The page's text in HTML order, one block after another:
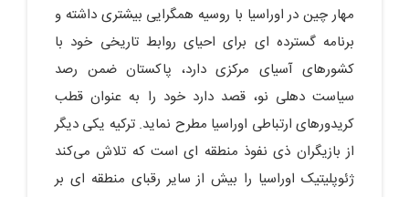
مهار چین در اوراسیا با روسیه همگرایی بیشتری داشته و
برنامه گسترده ای برای احیای روابط تاریخی خود با
کشورهای آسیای مرکزی دارد، پاکستان ضمن رصد
سیاست دهلی نو، قصد دارد خود را به عنوان قطب
کریدورهای ارتباطی اوراسیا مطرح نماید. ترکیه یکی دیگر
از بازیگران ذی نفوذ منطقه ای است که تلاش می‌کند
ژئوپلیتیک اوراسیا را بیش از سایر رقبای منطقه ای بر